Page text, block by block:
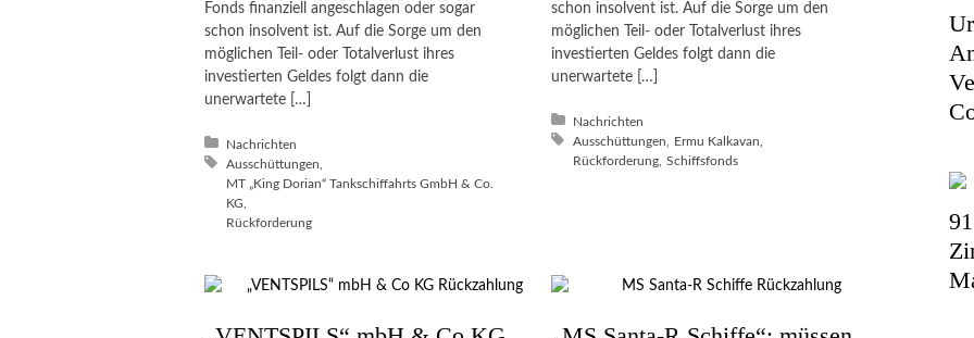
Fonds finanziell angeschlagen oder sogar
schon insolvent ist. Auf die Sorge um den
möglichen Teil- oder Totalverlust ihres
investierten Geldes folgt dann die
unerwartete […]
Posted in:
Nachrichten
Tagged with:
Ausschüttungen
MT „King Dorian“ Tankschiffahrts GmbH & Co.
KG
Rückforderung
schon insolvent ist. Auf die Sorge um den
möglichen Teil- oder Totalverlust ihres
investierten Geldes folgt dann die
unerwartete […]
Posted in:
Nachrichten
Tagged with:
Ausschüttungen
Ermu Kalkavan
Rückforderung
Schiffsfonds